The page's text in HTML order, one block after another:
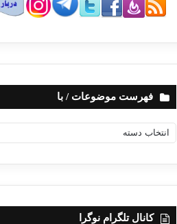
فهرست موضوعات / با
ه
ت
کانال تلگرام نوگرا